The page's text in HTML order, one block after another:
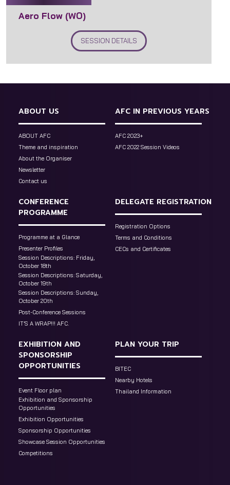
Aero Flow (WO)
SESSION DETAILS
ABOUT US
ABOUT AFC
Theme and inspiration
About the Organiser
Newsletter
Contact us
AFC IN PREVIOUS YEARS
AFC 2023+
AFC 2022 Session Videos
CONFERENCE
PROGRAMME
Programme at a Glance
Presenter Profiles
Session Descriptions: Friday,
October 18th
Session Descriptions: Saturday,
October 19th
Session Descriptions: Sunday,
October 20th
Post-Conference Sessions
IT’S A WRAP!!! AFC.
DELEGATE REGISTRATION
Registration Options
Terms and Conditions
CECs and Certificates
EXHIBITION AND
SPONSORSHIP
OPPORTUNITIES
Event Floor plan
Exhibition and Sponsorship
Opportunities
Exhibition Opportunities
Sponsorship Opportunities
Showcase Session Opportunities
Competitions
PLAN YOUR TRIP
BITEC
Nearby Hotels
Thailand Information